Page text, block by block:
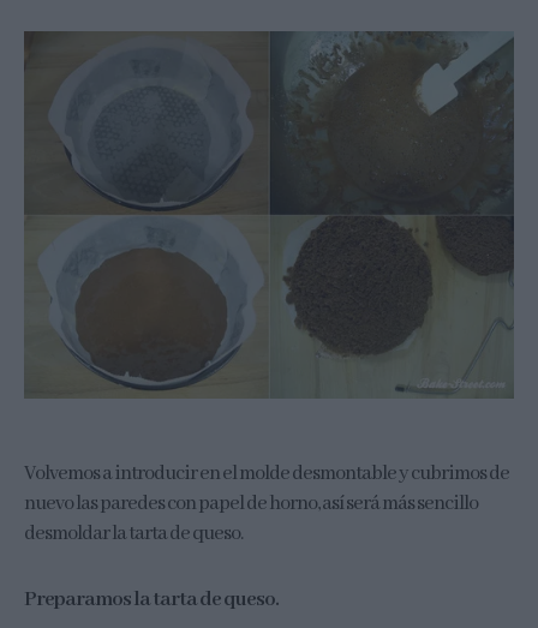
Volvemos a introducir en el molde desmontable y cubrimos de
nuevo las paredes con papel de horno, así será más sencillo
desmoldar la tarta de queso.
Preparamos la tarta de queso.